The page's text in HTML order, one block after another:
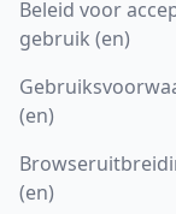
Beleid voor
gebruik (en)
(en)
(en)